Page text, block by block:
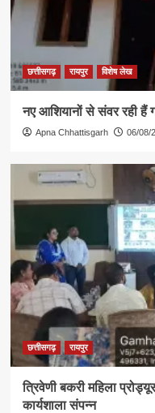
छत्तीसगढ़ रायपुर विशेष लेख
नए आशियानों से संवर रही हैं
Apna Chhattisgarh 06/08/
छत्तीसगढ़ रायपुर
त्रिवेणी बकरी महिला
कार्यशाला संपन्न